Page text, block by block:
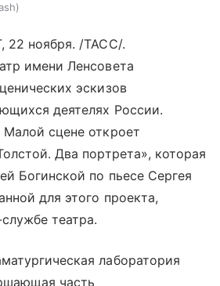
22 ноября. /ТАСС/.
имени Ленсовета
эскизов
деятелях России.
сцене откроет
Два портрета», которая
Богинской по пьесе Сергея
для этого проекта,
театра.
лаборатория
часть